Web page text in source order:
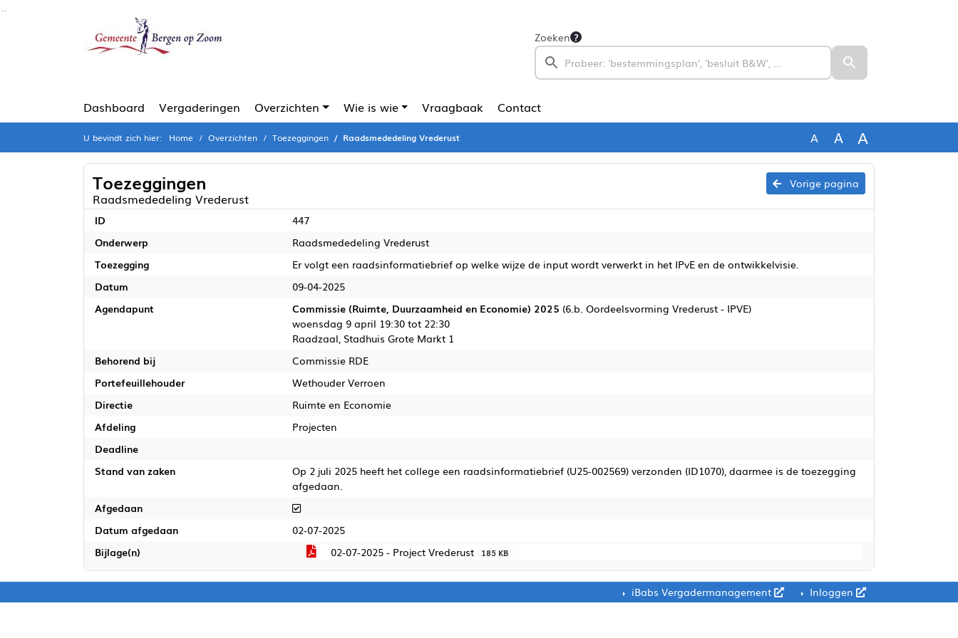
Ga naar de inhoud van deze pagina
Zoeken
Dashboard Vergaderingen Overzichten Wie is wie Vraagbaak Contact
U bevindt zich hier: Home Overzichten Toezeggingen Raadsmededeling Vrederust A A A
Vorige pagina
Toezeggingen
Raadsmededeling Vrederust
ID
447
Onderwerp
Raadsmededeling Vrederust
Toezegging
Er volgt een raadsinformatiebrief op welke wijze de input wordt verwerkt in het IPvE en de ontwikkelvisie.
Datum
09-04-2025
Agendapunt
Commissie (Ruimte, Duurzaamheid en Economie) 2025 (6.b. Oordeelsvorming Vrederust - IPVE)
woensdag 9 april 19:30 tot 22:30
Raadzaal, Stadhuis Grote Markt 1
Behorend bij
Commissie RDE
Portefeuillehouder
Wethouder Verroen
Directie
Ruimte en Economie
Afdeling
Projecten
Deadline
Stand van zaken
Op 2 juli 2025 heeft het college een raadsinformatiebrief (U25-002569) verzonden (ID1070), daarmee is de toezegging
afgedaan.
Afgedaan
Afgedaan
Datum afgedaan
02-07-2025
Bijlage(n)
02-07-2025 - Project Vrederust 185 KB
iBabs Vergadermanagement Inloggen